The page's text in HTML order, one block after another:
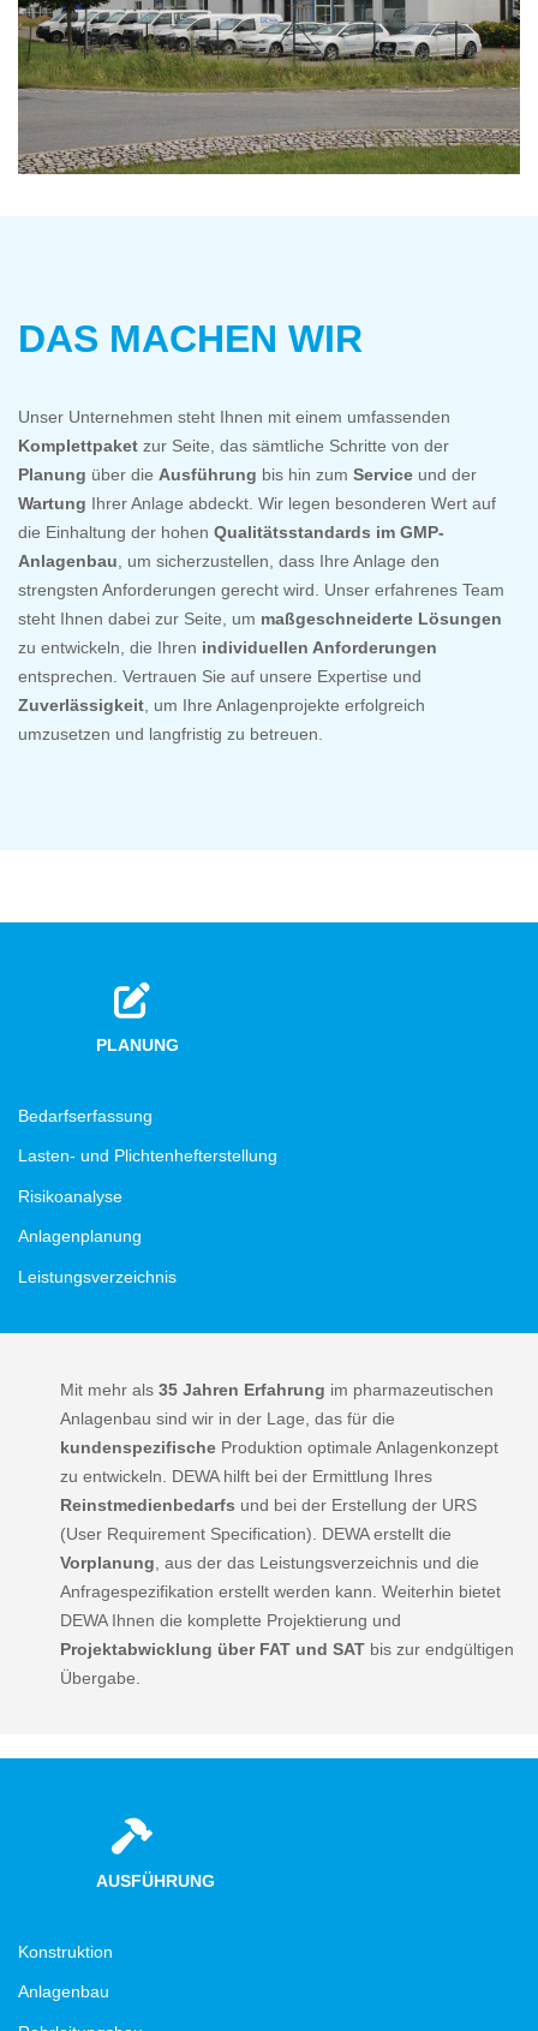
DAS MACHEN WIR
Unser Unternehmen steht Ihnen mit einem umfassenden
Komplettpaket zur Seite, das sämtliche Schritte von der
Planung über die Ausführung bis hin zum Service und der
Wartung Ihrer Anlage abdeckt. Wir legen besonderen Wert auf
die Einhaltung der hohen Qualitätsstandards im GMP-
Anlagenbau , um sicherzustellen, dass Ihre Anlage den
strengsten Anforderungen gerecht wird. Unser erfahrenes Team
steht Ihnen dabei zur Seite, um maßgeschneiderte Lösungen
zu entwickeln, die Ihren individuellen Anforderungen
entsprechen. Vertrauen Sie auf unsere Expertise und
Zuverlässigkeit , um Ihre Anlagenprojekte erfolgreich
umzusetzen und langfristig zu betreuen.
PLANUNG
Bedarfserfassung
Lasten- und Plichtenhefterstellung
Risikoanalyse
Anlagenplanung
Leistungsverzeichnis
Mit mehr als 35 Jahren Erfahrung im pharmazeutischen
Anlagenbau sind wir in der Lage, das für die
kundenspezifische Produktion optimale Anlagenkonzept
zu entwickeln. DEWA hilft bei der Ermittlung Ihres
Reinstmedienbedarfs und bei der Erstellung der URS
(User Requirement Specification). DEWA erstellt die
Vorplanung , aus der das Leistungsverzeichnis und die
Anfragespezifikation erstellt werden kann. Weiterhin bietet
DEWA Ihnen die komplette Projektierung und
Projektabwicklung über FAT und SAT bis zur endgültigen
Übergabe.
AUSFÜHRUNG
Konstruktion
Anlagenbau